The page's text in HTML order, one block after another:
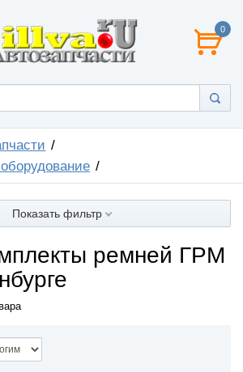
0
Показать фильтр
ремней ГРМ